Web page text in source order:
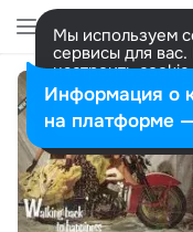
Мы используем
сервисы для
настроить
представитель.
Разрешить все
Информация о
на платформе